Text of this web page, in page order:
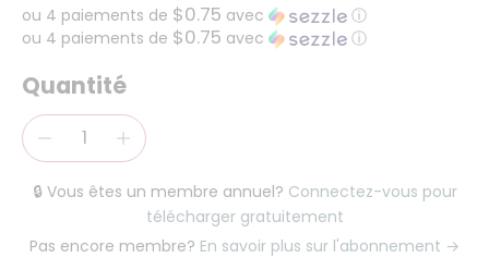
ou 4 paiements de $0.75 avec
ⓘ
ou 4 paiements de $0.75 avec ⓘ
Quantité
🔒 Vous êtes un membre annuel? Connectez-vous pour
télécharger gratuitement
Pas encore membre? En savoir plus sur l'abonnement →